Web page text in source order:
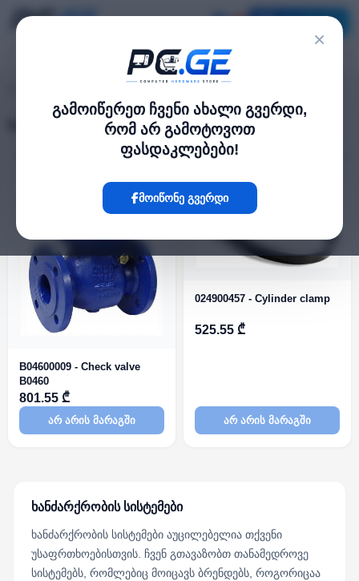
×
გამოიწერეთ ჩვენი ახალი გვერდი,
რომ არ გამოტოვოთ
ფასდაკლებები!
მოიწონე გვერდი
ხანძარქრობის სისტემები
2 პროდუქტი
B04600009 - Check valve
B0460
801.55 ₾
არ არის მარაგში
ᲐᲠ ᲐᲠᲘᲡ
024900457 - Cylinder clamp
525.55 ₾
არ არის მარაგში
ხანძარქრობის სისტემები
ხანძარქრობის სისტემები აუცილებელია თქვენი
უსაფრთხოებისთვის. ჩვენ გთავაზობთ თანამედროვე
სისტემებს, რომლებიც მოიცავს ბრენდებს, როგორიცაა